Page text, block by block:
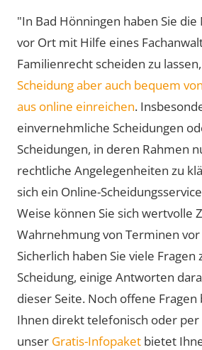
"In Bad Hönningen haben Sie die
vor Ort mit Hilfe eines
Familienrecht scheiden zu
Scheidung aber auch bequem
aus online einreichen.
einvernehmliche Scheidungen
Scheidungen, in deren Rahmen
rechtliche Angelegenheiten zu
sich ein Online-
Weise können Sie sich wertvolle
Wahrnehmung von Terminen
Sicherlich haben Sie viele Fragen
Scheidung, einige Antworten
dieser Seite. Noch offene
Ihnen direkt telefonisch oder per
unser Gratis-Infopaket bietet